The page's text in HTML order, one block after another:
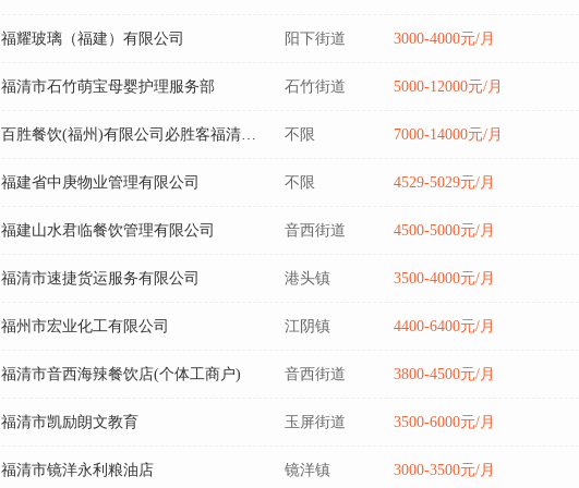
福耀玻璃（福建）有限公司 阳下街道 3000-4000元/月
福清市石竹萌宝母婴护理服务部 石竹街道 5000-12000元/月
不限 7000-14000元/月
福建省中庚物业管理有限公司 不限 4529-5029元/月
福建山水君临餐饮管理有限公司 音西街道 4500-5000元/月
福清市速捷货运服务有限公司 港头镇 3500-4000元/月
福州市宏业化工有限公司 江阴镇 4400-6400元/月
福清市音西海辣餐饮店(个体工商户) 音西街道 3800-4500元/月
福清市凯励朗文教育 玉屏街道 3500-6000元/月
福清市镜洋永利粮油店 镜洋镇 3000-3500元/月